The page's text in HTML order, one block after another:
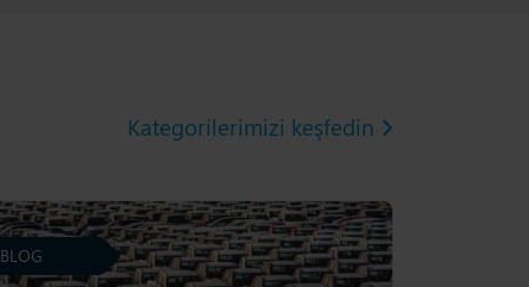
Kategorilerimizi keşfedin
BLOG